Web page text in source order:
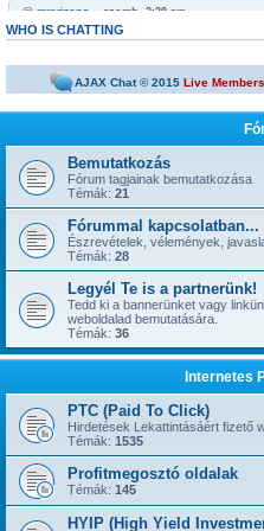
@mrarizona « szomb. 3:29 am »
Bobabeten a futtbal vb miatt minden
sziasztok!
@mamus67 « kedd 4:53 pm »
Neked is
jónapot
@szepbalazs « kedd 8:22 am »
has started a new topic:
@Admin « hétf. 8:49 pm »
has started a new topic:Újabb 1 év,
@szior « vas. 5:43 pm »
has started a new topic:ySense.com
@Admin « kedd 9:38 am »
... igen, IGAZ!!! ... Kész.
@kavics13 « hétf. 10:48 pm »
mrarizona « szer. 3:37 pm »
has started a new topic:BoaBet |
szepbalazs « pén. 10:28 pm »
has started a new topic:22bet
@Admin « hétf. 11:55 am »
has started a new topic:
WHO IS CHATTING
AJAX Chat © 2015 Live
Bemutatkozás
Fórum tagjainak bemutatkozása
Témák: 21
Fórummal kapcsolatban...
Észrevételek, vélemények,
Témák: 28
Legyél Te is a partnerünk!
Tedd ki a bannerünket vagy
weboldalad bemutatására.
Témák: 36
Internetes
PTC (Paid To Click)
Hirdetések Lekattintásáért fizető
Témák: 1535
Profitmegosztó oldalak
Témák: 145
HYIP (High Yield